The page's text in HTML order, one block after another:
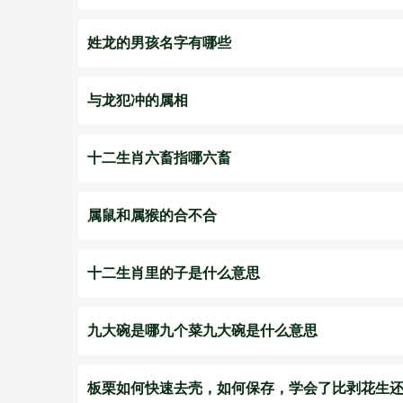
姓龙的男孩名字有哪些
与龙犯冲的属相
十二生肖六畜指哪六畜
属鼠和属猴的合不合
十二生肖里的子是什么意思
九大碗是哪九个菜九大碗是什么意思
板栗如何快速去壳，如何保存，学会了比剥花生